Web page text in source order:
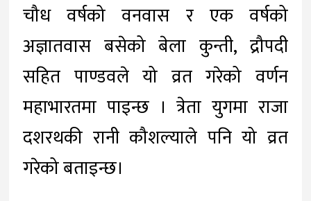
चौध वर्षको वनवास र एक वर्षको
अज्ञातवास बसेको बेला कुन्ती, द्रौपदी
सहित पाण्डवले यो व्रत गरेको वर्णन
महाभारतमा पाइन्छ । त्रेता युगमा राजा
दशरथकी रानी कौशल्याले पनि यो व्रत
गरेको बताइन्छ।